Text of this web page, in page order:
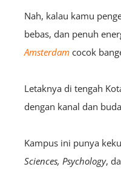
Nah, kalau kamu
bebas, dan penuh
Amsterdam cocok
Letaknya di tengah
dengan kanal dan
Kampus ini punya
Sciences, Psychology,